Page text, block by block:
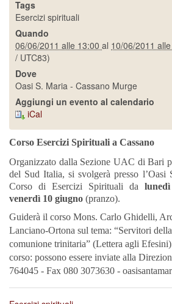
Tags
Esercizi spirituali
Quando
06/06/2011 alle 13:00 al 10/06/2011
/ UTC83)
Dove
Oasi S. Maria - Cassano Murge
Aggiungi un evento al calendario
iCal
Corso Esercizi Spirituali a Cassano
Organizzato dalla Sezione UAC di Bari
del Sud Italia, si svolgerà presso l’Oasi
Corso di Esercizi Spirituali da
venerdì 10 giugno (pranzo).
Guiderà il corso Mons. Carlo Ghidelli,
Lanciano-Ortona sul tema: “Servitori
comunione trinitaria” (Lettera agli
corso: possono essere inviate alla
764045 - Fax 080 3073630 -